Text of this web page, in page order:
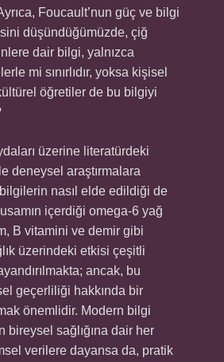
Foucault’nun güç ve bilgi
düşündüğümüzde, çiğ
dair bilgi, yalnızca
mi sınırlıdır, yoksa kişisel
öğretiler de bu bilgiyi
üzerine literatürdeki
deneysel araştırmalara
nasıl elde edildiği de
içerdiği omega-6 yağ
B vitamini ve demir gibi
üzerindeki etkisi çeşitli
ancak, bu
geçerliliği hakkında bir
önemlidir. Modern bilgi
bireysel sağlığına dair her
verilere dayansa da, pratik